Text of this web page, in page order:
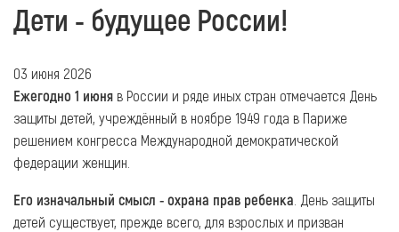
Дети - будущее России!
03 июня 2026
Ежегодно 1 июня в России и ряде иных стран отмечается День
защиты детей, учреждённый в ноябре 1949 года в Париже
решением конгресса Международной демократической
федерации женщин.
Его изначальный смысл - охрана прав ребенка . День защиты
детей существует, прежде всего, для взрослых и призван